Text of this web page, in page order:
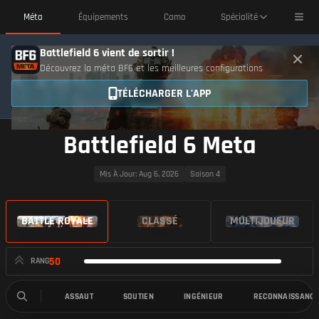
Méta Équipements Camo Spécialité
Battlefield 6 vient de sortir !
Découvrez la méta BF6 et les meilleures configurations
TÉLÉCHARGER L'APP
Battlefield 6 Meta
Mis À Jour: Aug 6, 2026 Saison 4
BATTLE ROYALE CLASSÉ MULTIJOUEUR
RANG50
ASSAUT SOUTIEN INGÉNIEUR RECONNAISSANCE